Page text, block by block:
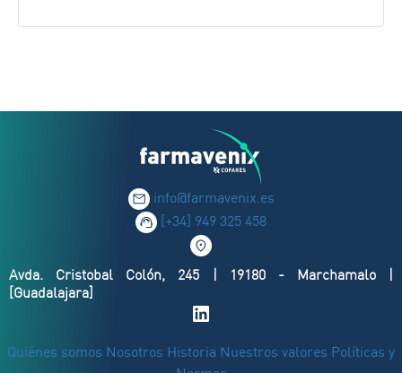
info@farmavenix.es
[+34] 949 325 458
Avda. Cristobal Colón, 245 | 19180 - Marchamalo |
[Guadalajara]
Quiénes somos Nosotros Historia Nuestros valores Políticas y